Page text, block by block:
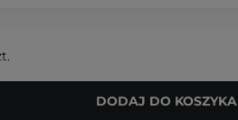
DODAJ DO KOSZYKA